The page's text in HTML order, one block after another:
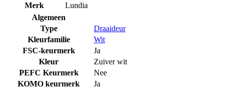
Merk
Lundia
Algemeen
Type
Draaideur
Kleurfamilie
Wit
FSC-keurmerk
Ja
Kleur
Zuiver wit
PEFC Keurmerk
Nee
KOMO keurmerk
Ja